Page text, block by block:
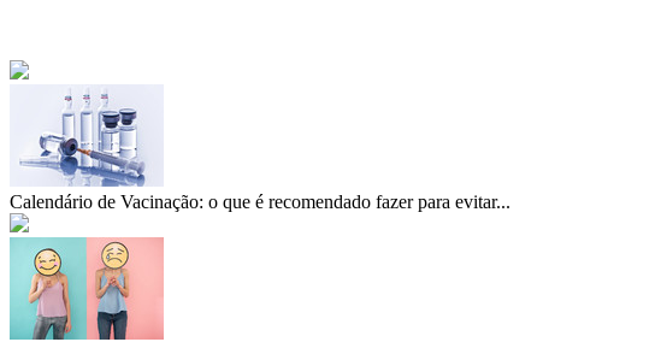
Calendário de Vacinação: o que é recomendado fazer para evitar...